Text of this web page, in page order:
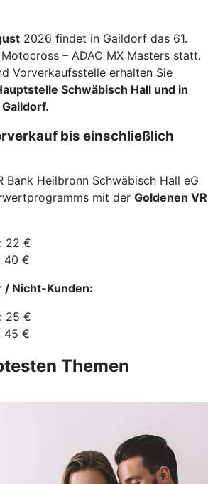
2026 findet in Gaildorf das 61.
– ADAC MX Masters statt.
Vorverkaufsstelle erhalten Sie
Schwäbisch Hall und in
bis einschließlich
Bank Heilbronn Schwäbisch Hall eG
mit der Goldenen VR
22 €
40 €
/ Nicht-Kunden:
25 €
45 €
Themen